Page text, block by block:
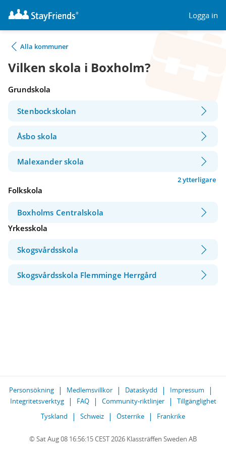
Logga in
Alla kommuner
Vilken skola i Boxholm?
Grundskola
Stenbockskolan
Åsbo skola
Malexander skola
2 ytterligare
Folkskola
Boxholms Centralskola
Yrkesskola
Skogsvårdsskola
Skogsvårdsskola Flemminge Herrgård
Personsökning Medlemsvillkor Dataskydd
Impressum
Integritetsverktyg
FAQ Community-riktlinjer
Tillgänglighet
Tyskland
Schweiz Österrike Frankrike
© Sat Aug 08 16:56:15 CEST 2026 Klassträffen Sweden AB